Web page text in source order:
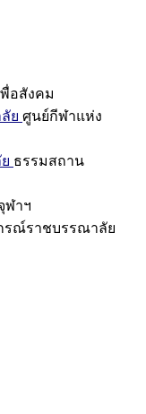
อสังคม
ย ศูนย์กีฬาแห่ง
ธรรมสถาน
ฬาฯ
รณ์ราชบรรณาลัย